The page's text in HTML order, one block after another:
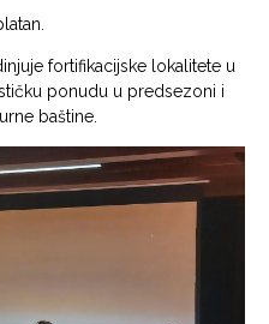
fortifikacijske lokalitete u
ponudu u predsezoni i
baštine.